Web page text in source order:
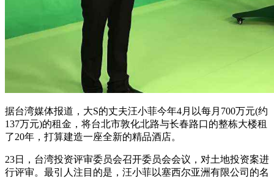
据台湾媒体报道，大S的丈夫汪小菲今年4月以每月700万元(约
137万元)的租金，将台北市敦化北路与长春路口的整栋大楼租
了20年，打算建造一座全新的精品酒店。
23日，台湾投资评审委员会召开委员会会议，对土地投资案进
行评审。最引人注目的是，汪小菲以塞西尔亚洲有限公司的名